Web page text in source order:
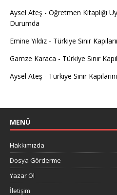
Aysel Ateş - Öğretmen Kitaplığı
Durumda
Emine Yıldız - Türkiye Sınır
Gamze Karaca - Türkiye Sınır
Aysel Ateş - Türkiye Sınır
MENÜ
Hakkımızda
Dosya Görderme
Yazar Ol
İletişim